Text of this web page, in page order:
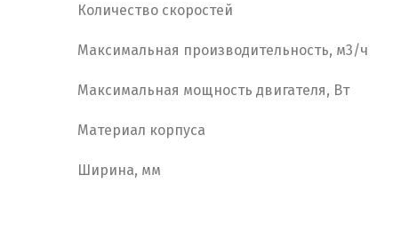
Количество скоростей
Максимальная производительность, м3/ч
Максимальная мощность двигателя, Вт
Материал корпуса
Ширина, мм